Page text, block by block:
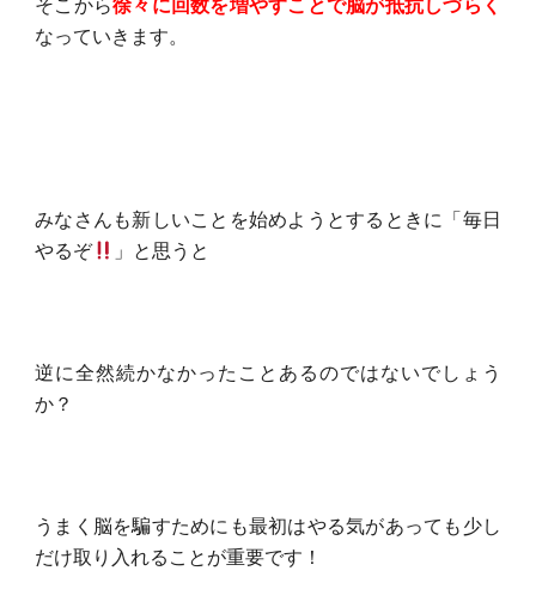
そこから徐々に回数を増やすことで脳が抵抗しづらく
なっていきます。
みなさんも新しいことを始めようとするときに「毎日
やるぞ
」と思うと
逆に全然続かなかったことあるのではないでしょう
か？
うまく脳を騙すためにも最初はやる気があっても少し
だけ取り入れることが重要です！